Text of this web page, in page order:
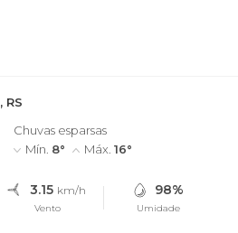
RS
Chuvas esparsas
Mín. 8° Máx. 16°
3.15 km/h
Vento
98%
Umidade